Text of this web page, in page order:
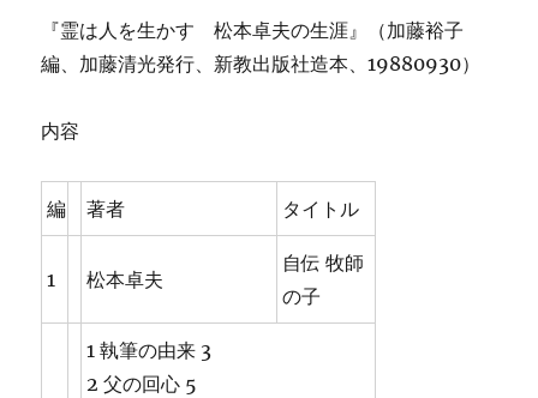
『霊は人を生かす 松本卓夫の生涯』（加藤裕子
編、加藤清光発行、新教出版社造本、19880930）
内容
編 著者 タイトル
1 松本卓夫
自伝 牧師
の子
1 執筆の由来 3
2 父の回心 5